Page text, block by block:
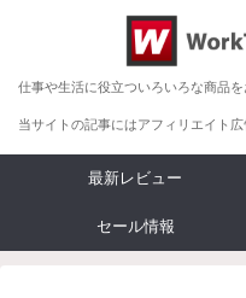
仕事や生活に役立ついろいろな商品
当サイトの記事にはアフィリエイト広
最新レビュー
セール情報